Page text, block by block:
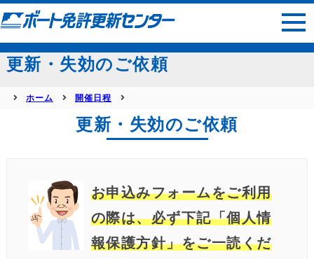
サイトマップ
更新・失効のご依頼
ホーム 開催日程
更新・失効のご依頼
お申込みフォームをご利用
の際は、必ず下記「個人情
報保護方針」をご一読くだ